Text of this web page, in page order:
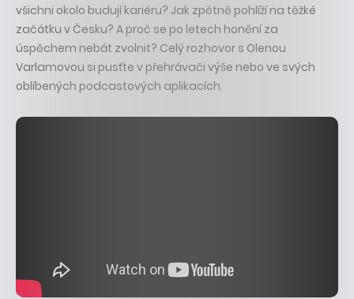
všichni okolo budují kariéru? Jak zpětně pohlíží na těžké
začátku v Česku? A proč se po letech honění za
úspěchem nebát zvolnit? Celý rozhovor s Olenou
Varlamovou si pusťte v přehrávači výše nebo ve svých
oblíbených podcastových aplikacích.